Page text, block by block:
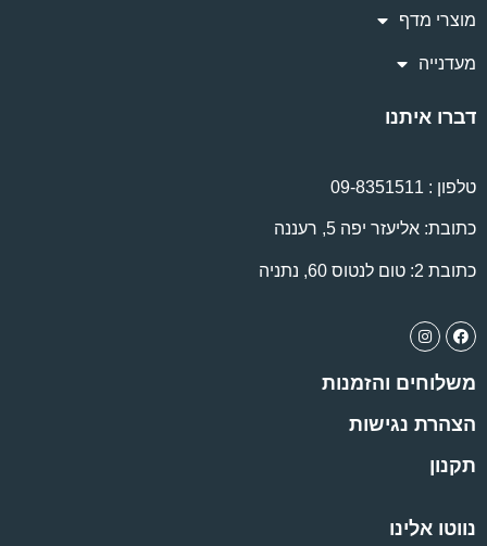
מוצרי מדף
מעדנייה
דברו איתנו
טלפון : 09-8351511
כתובת: אליעזר יפה 5, רעננה
כתובת 2: טום לנטוס 60, נתניה
משלוחים והזמנות
הצהרת נגישות
תקנון
נווטו אלינו